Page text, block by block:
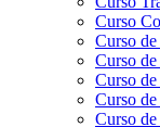
Curso
Curso
Curso
Curso
Curso
Curso de